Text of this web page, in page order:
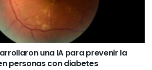
una IA para prevenir la
personas con diabetes